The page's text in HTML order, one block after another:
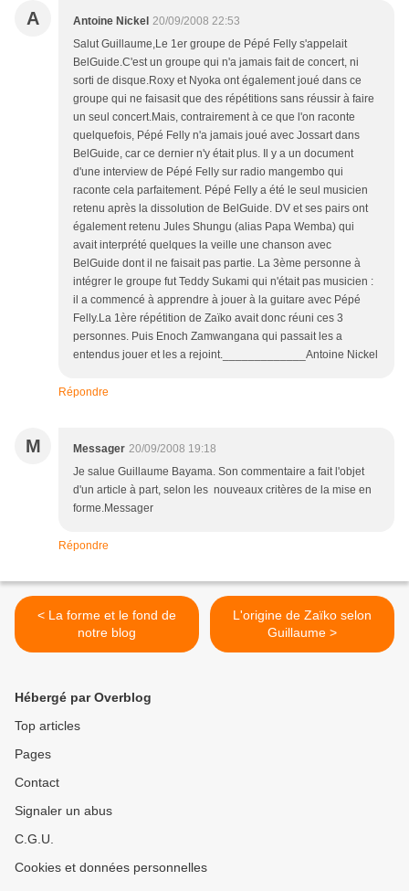
A Antoine Nickel 20/09/2008 22:53
Salut Guillaume,Le 1er groupe de Pépé Felly s'appelait
BelGuide.C'est un groupe qui n'a jamais fait de concert, ni
sorti de disque.Roxy et Nyoka ont également joué dans ce
groupe qui ne faisasit que des répétitions sans réussir à faire
un seul concert.Mais, contrairement à ce que l'on raconte
quelquefois, Pépé Felly n'a jamais joué avec Jossart dans
BelGuide, car ce dernier n'y était plus. Il y a un document
d'une interview de Pépé Felly sur radio mangembo qui
raconte cela parfaitement. Pépé Felly a été le seul musicien
retenu après la dissolution de BelGuide. DV et ses pairs ont
également retenu Jules Shungu (alias Papa Wemba) qui
avait interprété quelques la veille une chanson avec
BelGuide dont il ne faisait pas partie. La 3ème personne à
intégrer le groupe fut Teddy Sukami qui n'était pas musicien :
il a commencé à apprendre à jouer à la guitare avec Pépé
Felly.La 1ère répétition de Zaïko avait donc réuni ces 3
personnes. Puis Enoch Zamwangana qui passait les a
entendus jouer et les a rejoint._____________Antoine Nickel
Répondre
M Messager 20/09/2008 19:18
Je salue Guillaume Bayama. Son commentaire a fait l'objet
d'un article à part, selon les nouveaux critères de la mise en
forme.Messager
Répondre
< La forme et le fond de
notre blog
L'origine de Zaïko selon
Guillaume >
Hébergé par Overblog
Top articles
Pages
Contact
Signaler un abus
C.G.U.
Cookies et données personnelles